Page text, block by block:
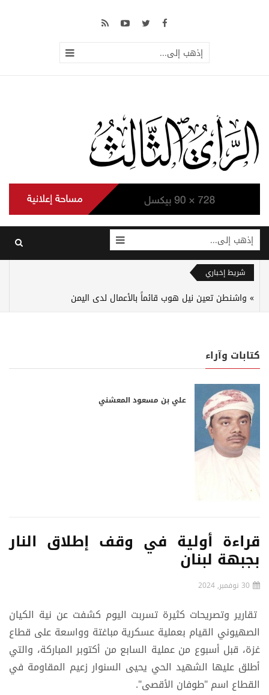
إذهب إلى...
إذهب إلى...
شريط إخباري
واشنطن تعين نيل هوب قائماً بالأعمال لدى اليمن
كتابات وآراء
علي بن مسعود المعشني
قراءة أولية في وقف إطلاق النار
بجبهة لبنان
30 نوفمبر, 2024
تقارير وتصريحات كثيرة تسربت اليوم كشفت عن نية الكيان
الصهيوني القيام بعملية عسكرية مباغتة وواسعة على قطاع
غزة، قبل أسبوع من عملية السابع من أكتوبر المباركة، والتي
أطلق عليها الشهيد الحي يحيى السنوار زعيم المقاومة في
القطاع اسم "طوفان الأقصى".